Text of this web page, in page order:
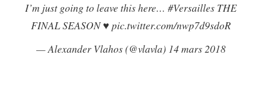
I’m just going to leave this here… #Versailles THE
FINAL SEASON ♥️ pic.twitter.com/nwp7d9sdoR
— Alexander Vlahos (@vlavla) 14 mars 2018